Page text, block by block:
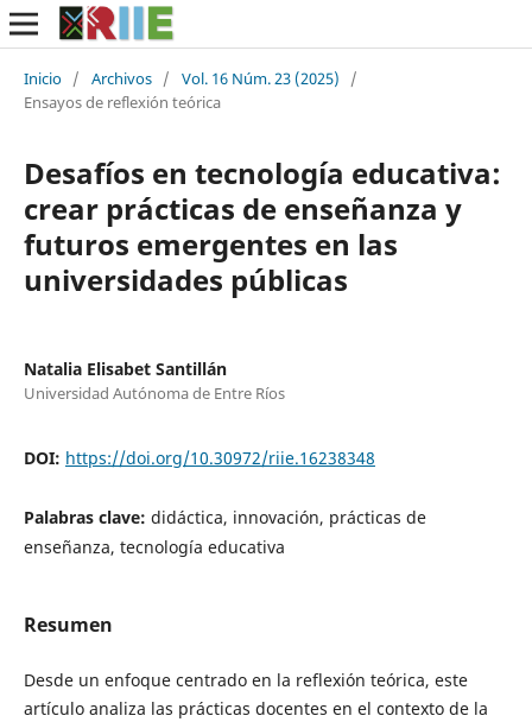
Inicio / Archivos / Vol. 16 Núm. 23 (2025)
/
Ensayos de reflexión teórica
Desafíos en tecnología educativa:
crear prácticas de enseñanza y
futuros emergentes en las
universidades públicas
Natalia Elisabet Santillán
Universidad Autónoma de Entre Ríos
DOI: https://doi.org/10.30972/riie.16238348
Palabras clave: didáctica, innovación, prácticas de
enseñanza, tecnología educativa
Resumen
Desde un enfoque centrado en la reflexión teórica, este
artículo analiza las prácticas docentes en el contexto de la